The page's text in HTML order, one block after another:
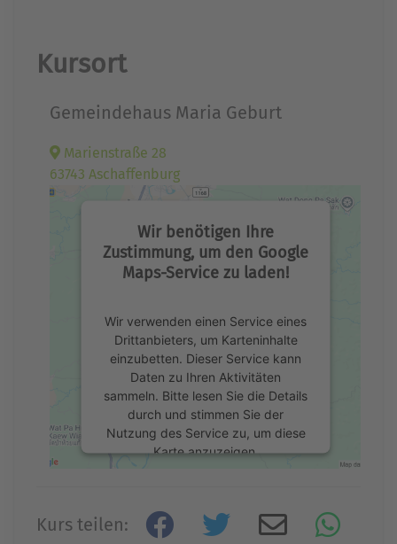
Kursort
Gemeindehaus Maria Geburt
Marienstraße 28
63743 Aschaffenburg
Wir benötigen Ihre
Zustimmung, um den Google
Maps-Service zu laden!
Wir verwenden einen Service eines
Drittanbieters, um Karteninhalte
einzubetten. Dieser Service kann
Daten zu Ihren Aktivitäten
sammeln. Bitte lesen Sie die Details
durch und stimmen Sie der
Nutzung des Service zu, um diese
Karte anzuzeigen.
Kurs teilen: